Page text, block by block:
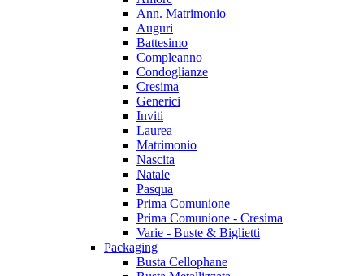
Ann. Matrimonio
Auguri
Battesimo
Compleanno
Condoglianze
Cresima
Generici
Inviti
Laurea
Matrimonio
Nascita
Natale
Pasqua
Prima Comunione
Prima Comunione - Cresima
Varie - Buste & Biglietti
Packaging
Busta Cellophane